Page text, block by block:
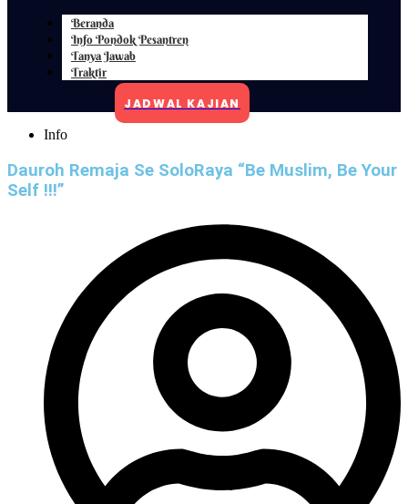
Beranda
Info Pondok Pesantren
Tanya Jawab
Traktir
JADWAL KAJIAN
Info
Dauroh Remaja Se SoloRaya “Be Muslim, Be Your
Self !!!”